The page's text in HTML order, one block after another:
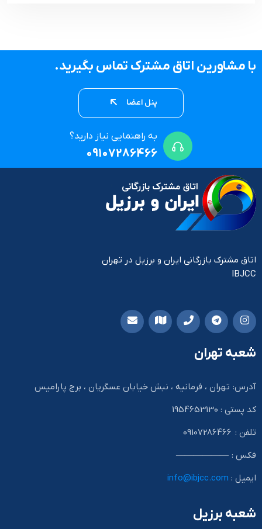
با مشاورین اتاق مشترک تماس بگیرید.
پنل اعضا
به راهنمایی نیاز دارید؟
09107286466
اتاق مشترک بازرگانی ایران و برزیل در تهران
IBJCC
شعبه تهران
آدرس: تهران ، فرمانیه ، نبش خیابان عسگریان ، برج پارامیس
کد پستی : 1954653130
تلفن : 09107286466
فکس : ——————
ایمیل : info@ibjcc.com
شعبه برزیل